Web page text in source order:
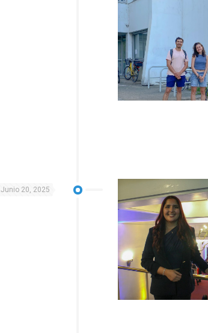
Junio 20, 2025